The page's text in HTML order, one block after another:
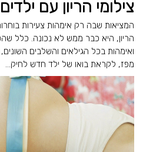
צילומי הריון עם ילדים
המציאות שבה רק אימהות צעירות
הריון, היא כבר ממש לא נכונה. כלל
ואימהות בכל הגילאים והשלבים
מפז, לקראת בואו של ילד חדש לחיק...